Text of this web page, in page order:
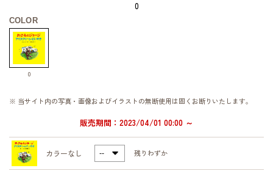
0
COLOR
0
※ 当サイト内の写真・画像およびイラストの無断使用は固くお断りいたします。
販売期間：2023/04/01 00:00 ～
カラーなし 残りわずか